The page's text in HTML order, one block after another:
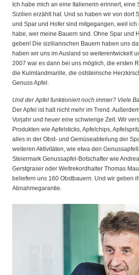
Ich habe mich an eine Italienerin erinnert,
Sizilien erzählt hat. Und so haben wir von dort
und Spar und Hofer sind mitgegangen, weil
habe, wer meine Bauern sind. Ohne Spar und
geben! Die sizilianischen Bauern haben uns
haben wir uns im Ausland so weiterentwickelt
2007 war es dann bei uns möglich, die ersten
die Kulmlandmarille, die oststeirische
Genuss Apfel.
Und der Apfel funktioniert noch immer? Viele
Der Apfel ist halt nicht mehr im Trend.
Vorjahr und heuer eine schwierige Zeit. Wir
Produkten wie Apfelsticks, Apfelchips,
alles in der Obst- und Gemüseabteilung der
weiteren Aktivitäten, wie etwa den
Steiermark Genussapfel-Botschafter wie
Gerstgraser oder Weltrekordhalter Thomas
beliefern uns 160 Obstbauern. Und wir geben
Abnahmegarantie.